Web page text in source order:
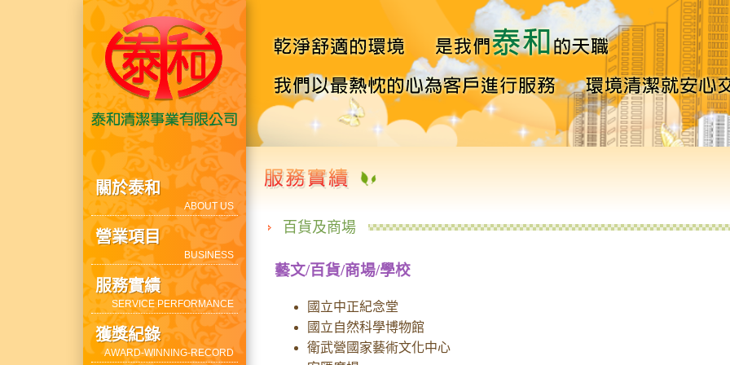
關於泰和
ABOUT US
營業項目
BUSINESS
服務實績
SERVICE PERFORMANCE
獲獎紀錄
AWARD-WINNING-RECORD
百貨及商場
藝文/百貨/商場/學校
國立中正紀念堂
國立自然科學博物館
衛武營國家藝術文化中心